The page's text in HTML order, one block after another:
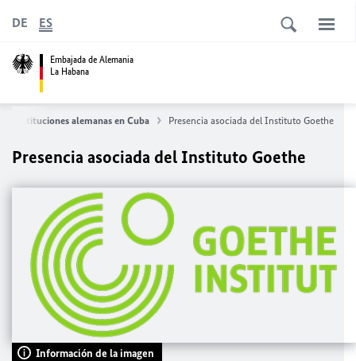
Embajada de Alemania
La Habana
DE ES
Instituciones alemanas en Cuba Presencia asociada del Instituto Goethe
Presencia asociada del Instituto Goethe
Información de la imagen